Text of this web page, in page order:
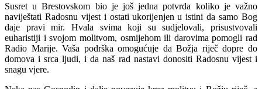
Susret u Brestovskom bio je još jedna potvrda koliko je važno
naviještati Radosnu vijest i ostati ukorijenjen u istini da samo Bog
daje pravi mir. Hvala svima koji su sudjelovali, prisustvovali
euharistiji i svojom molitvom, osmijehom ili darovima pomogli rad
Radio Marije. Vaša podrška omogućuje da Božja riječ dopre do
domova i srca ljudi, i da naš rad nastavi donositi Radosnu vijest i
snagu vjere.